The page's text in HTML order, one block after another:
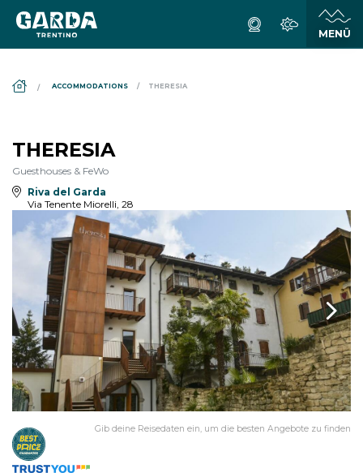
ACCOMMODATIONS THERESIA
THERESIA
Guesthouses & FeWo
Riva del Garda
Via Tenente Miorelli, 28
Gib deine Reisedaten ein, um die besten Angebote zu finden